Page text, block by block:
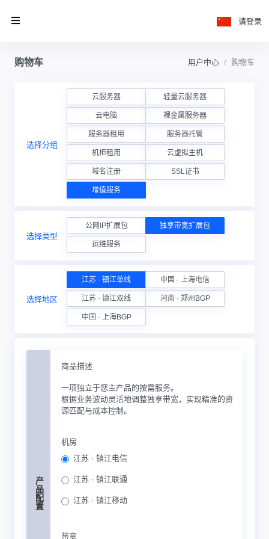
请登录
购物车 用户中心 购物车
选择分组
云服务器 轻量云服务器
云电脑 裸金属服务器
服务器租用 服务器托管
机柜租用 云虚拟主机
域名注册 SSL证书
增值服务
选择类型
公网IP扩展包 独享带宽扩展包
运维服务
选择地区
江苏 · 镇江单线 中国 · 上海电信
江苏 · 镇江双线 河南 · 郑州BGP
中国 · 上海BGP
产品配置
商品描述
一项独立于您主产品的按需服务。
根据业务波动灵活地调整独享带宽，实现精准的资
源匹配与成本控制。
机房
江苏 · 镇江电信
江苏 · 镇江联通
江苏 · 镇江移动
带宽